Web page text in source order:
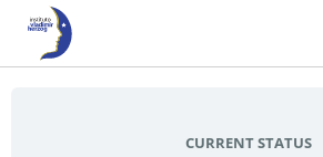
CURRENT STATUS